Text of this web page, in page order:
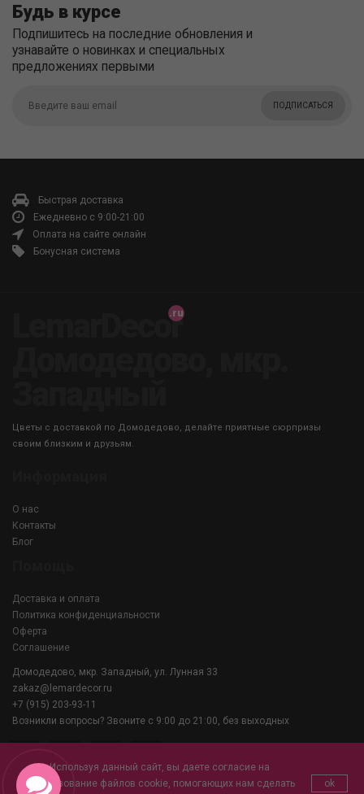
Будь в курсе
Подпишитесь на последние обновления и
узнавайте о новинках и специальных
предложениях первыми
ПОДПИСАТЬСЯ
Быстрая доставка
Ежедневно с 9:00-21:00
Оплата на сайте онлайн
Бонусная система
LemarDecor
Цветы с доставкой по Домодедово, делайте приятные сюрпризы
своим близким и друзьям.
О нас
Контакты
Блог
Доставка и оплата
Политика конфиденциальности
Оферта
Соглашение
Домодедово, мкр. Западный, ул. Лунная 33
zakaz@lemardecor.ru
+7 (915) 203-93-11
Возникли вопросы? Звоните с 9:00 до 21:00, без выходных
Используя данный сайт, вы даете согласие на
использование файлов cookie, помогающих нам сделать
ok